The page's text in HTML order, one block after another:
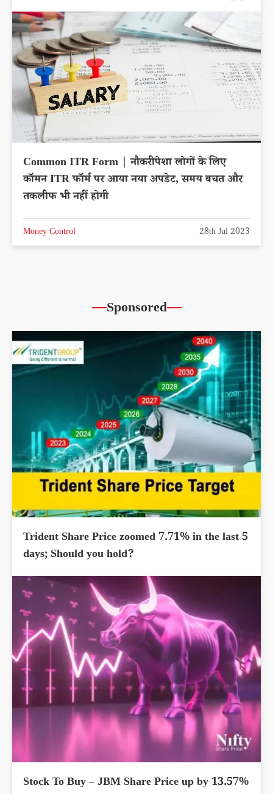
Common ITR Form | नौकरीपेशा लोगों के लिए
कॉमन ITR फॉर्म पर आया नया अपडेट, समय बचत और
तकलीफ भी नहीं होगी
Money Control 28th Jul 2023
Sponsored
Trident Share Price zoomed 7.71% in the last 5
days; Should you hold?
Stock To Buy – JBM Share Price up by 13.57%